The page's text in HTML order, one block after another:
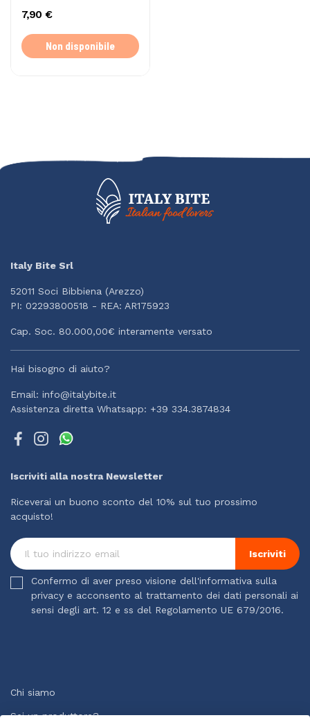
7,90 €
Non disponibile
Italy Bite Srl
52011 Soci Bibbiena (Arezzo)
PI: 02293800518 - REA: AR175923
Cap. Soc. 80.000,00€ interamente versato
Hai bisogno di aiuto?
Email: info@italybite.it
Assistenza diretta Whatsapp: +39 334.3874834
Iscriviti alla nostra Newsletter
Riceverai un buono sconto del 10% sul tuo prossimo
acquisto!
Iscriviti
Confermo di aver preso visione dell'informativa sulla
privacy e acconsento al trattamento dei dati personali ai
sensi degli art. 12 e ss del Regolamento UE 679/2016.
Chi siamo
Sei un produttore?